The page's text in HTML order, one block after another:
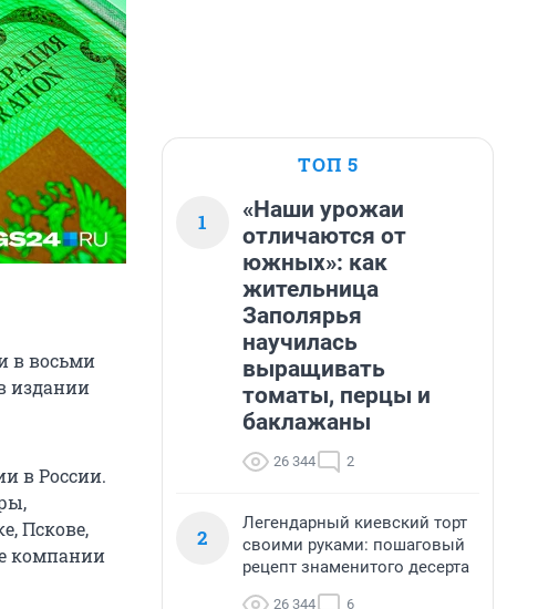
в восьми
издании
в России.
Пскове,
компании
ТОП 5
1
«Наши урожаи
отличаются от
южных»: как
жительница
Заполярья
научилась
выращивать
томаты, перцы и
баклажаны
26 344 2
2
Легендарный киевский торт
своими руками: пошаговый
рецепт знаменитого десерта
26 344 6